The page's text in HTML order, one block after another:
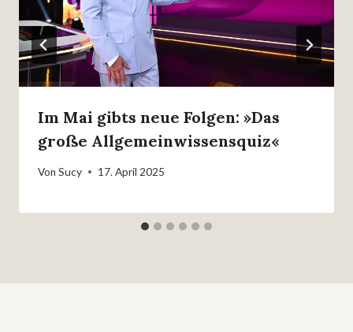
Im Mai gibts neue Folgen: »Das
große Allgemeinwissensquiz«
Von Sucy 17. April 2025